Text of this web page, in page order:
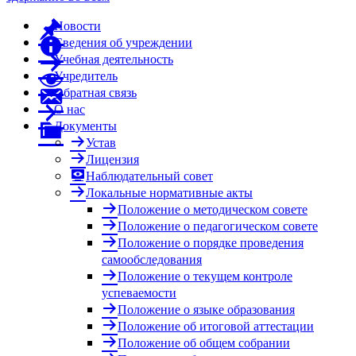
Новости
Сведения об учреждении
Учебная деятельность
Учредитель
Обратная связь
О нас
Документы
Устав
Лицензия
Наблюдательный совет
Локальные нормативные акты
Положение о методическом совете
Положение о педагогическом совете
Положение о порядке проведения
самообследования
Положение о текущем контроле
успеваемости
Положение о языке образования
Положение об итоговой аттестации
Положение об общем собрании